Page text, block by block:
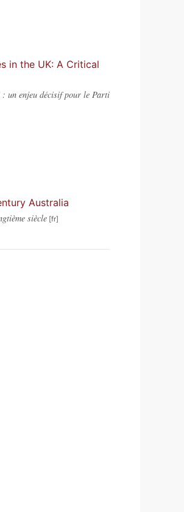
in the UK: A Critical
: un enjeu décisif pour le Parti
Australia
siècle